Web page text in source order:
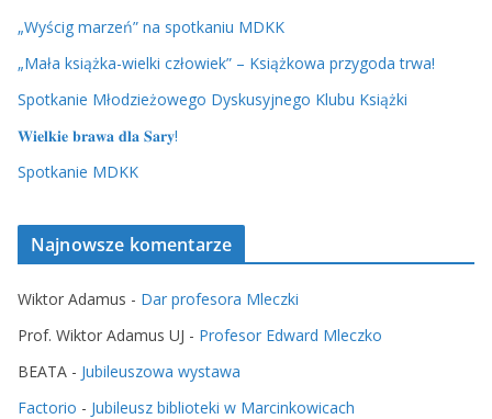
„Wyścig marzeń” na spotkaniu MDKK
„Mała książka-wielki człowiek” – Książkowa przygoda trwa!
Spotkanie Młodzieżowego Dyskusyjnego Klubu Książki
𝐖𝐢𝐞𝐥𝐤𝐢𝐞 𝐛𝐫𝐚𝐰𝐚 𝐝𝐥𝐚 𝐒𝐚𝐫𝐲!
Spotkanie MDKK
Najnowsze komentarze
Wiktor Adamus - Dar profesora Mleczki
Prof. Wiktor Adamus UJ - Profesor Edward Mleczko
BEATA - Jubileuszowa wystawa
Factorio - Jubileusz biblioteki w Marcinkowicach